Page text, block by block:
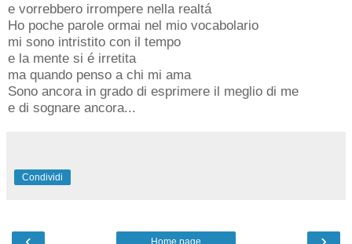
e vorrebbero irrompere nella realtá
Ho poche parole ormai nel mio vocabolario
mi sono intristito con il tempo
e la mente si é irretita
ma quando penso a chi mi ama
Sono ancora in grado di esprimere il meglio di me
e di sognare ancora...
Condividi
Home page